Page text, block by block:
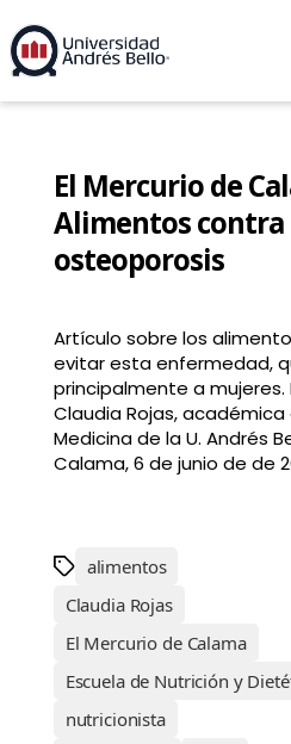
El Mercurio de
Alimentos contra
osteoporosis
Artículo sobre los
evitar esta enfermedad,
principalmente a
Claudia Rojas,
Medicina de la U. Andrés
Calama, 6 de junio de de
alimentos
Claudia Rojas
El Mercurio de Calama
Escuela de Nutrición y
nutricionista